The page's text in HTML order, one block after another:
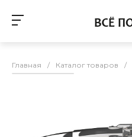
Главная / Каталог товаров /